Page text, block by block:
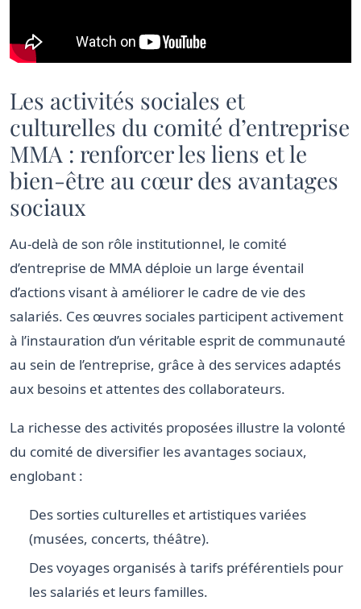
Les activités sociales et
culturelles du comité d’entreprise
MMA : renforcer les liens et le
bien-être au cœur des avantages
sociaux
Au-delà de son rôle institutionnel, le comité
d’entreprise de MMA déploie un large éventail
d’actions visant à améliorer le cadre de vie des
salariés. Ces œuvres sociales participent activement
à l’instauration d’un véritable esprit de communauté
au sein de l’entreprise, grâce à des services adaptés
aux besoins et attentes des collaborateurs.
La richesse des activités proposées illustre la volonté
du comité de diversifier les avantages sociaux,
englobant :
Des sorties culturelles et artistiques variées
(musées, concerts, théâtre).
Des voyages organisés à tarifs préférentiels pour
les salariés et leurs familles.